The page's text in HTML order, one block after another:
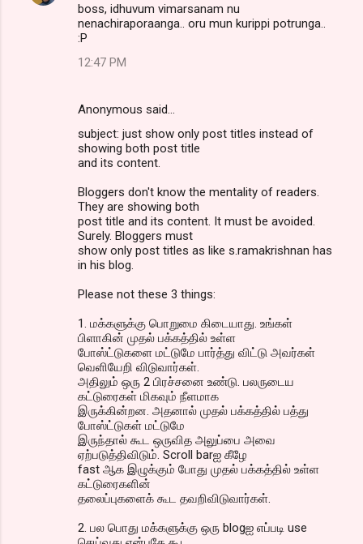
boss, idhuvum vimarsanam nu
nenachiraporaanga.. oru mun kurippi potrunga..
:P
12:47 PM
Anonymous said…
subject: just show only post titles instead of
showing both post title
and its content.
Bloggers don't know the mentality of readers.
They are showing both
post title and its content. It must be avoided.
Surely. Bloggers must
show only post titles as like s.ramakrishnan has
in his blog.
Please not these 3 things:
1. மக்களுக்கு பொறுமை கிடையாது. உங்கள்
பிளாகின் முதல் பக்கத்தில் உள்ள
போஸ்ட்டுகளை மட்டுமே பார்த்து விட்டு அவர்கள்
வெளியேறி விடுவார்கள்.
அதிலும் ஒரு 2 பிரச்சனை உண்டு. பலருடைய
கட்டுரைகள் மிகவும் நீளமாக
இருக்கின்றன. அதனால் முதல் பக்கத்தில் பத்து
போஸ்ட்டுகள் மட்டுமே
இருந்தால் கூட ஒருவித அலுப்பை அவை
ஏற்படுத்திவிடும். Scroll barஐ கீழே
fast ஆக‌ இழுக்கும் போது முதல் பக்கத்தில் உள்ள
கட்டுரைகளின்
தலைப்புகளைக் கூட தவறிவிடுவார்கள்.
2. பல பொது மக்களுக்கு ஒரு blogஐ எப்படி use